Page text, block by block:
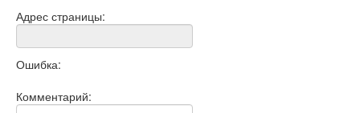
Адрес страницы:
Ошибка:
Комментарий: